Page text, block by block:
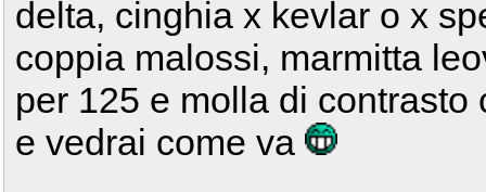
delta, cinghia x kevlar o x
coppia malossi, marmitta
per 125 e molla di
e vedrai come va